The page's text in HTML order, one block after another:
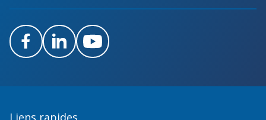
FacebookLinkedInYoutube